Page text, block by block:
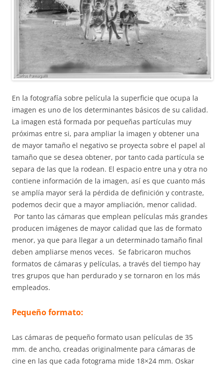
En la fotografía sobre película la superficie que ocupa la
imagen es uno de los determinantes básicos de su calidad.
La imagen está formada por pequeñas partículas muy
próximas entre si, para ampliar la imagen y obtener una
de mayor tamaño el negativo se proyecta sobre el papel al
tamaño que se desea obtener, por tanto cada partícula se
separa de las que la rodean. El espacio entre una y otra no
contiene información de la imagen, así es que cuanto más
se amplía mayor será la pérdida de definición y contraste,
podemos decir que a mayor ampliación, menor calidad.
Por tanto las cámaras que emplean películas más grandes
producen imágenes de mayor calidad que las de formato
menor, ya que para llegar a un determinado tamaño final
deben ampliarse menos veces. Se fabricaron muchos
formatos de cámaras y películas, a través del tiempo hay
tres grupos que han perdurado y se tornaron en los más
empleados.
Pequeño formato:
Las cámaras de pequeño formato usan películas de 35
mm. de ancho, creadas originalmente para cámaras de
cine en las que cada fotograma mide 18×24 mm. Oskar